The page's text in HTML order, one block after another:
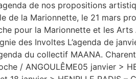
de nos propositions
la Marionnette, le 21 mars
pour la Marionnette et les Arts
des Involtes L’agenda de
du collectif MAANA.
/ ANGOULÊME05 janvier >